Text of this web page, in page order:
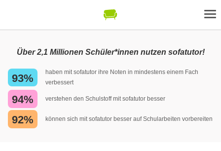
Über 2,1 Millionen Schüler*innen nutzen sofatutor!
93%
haben mit sofatutor ihre Noten in mindestens einem Fach
verbessert
94% verstehen den Schulstoff mit sofatutor besser
92% können sich mit sofatutor besser auf Schularbeiten vorbereiten